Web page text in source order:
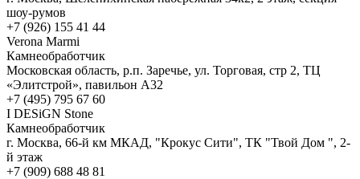
шоу-румов
+7 (926) 155 41 44
Verona Marmi
Камнеобработчик
Московская область, р.п. Заречье, ул. Торговая, стр 2, ТЦ
«Элитстрой», павильон А32
+7 (495) 795 67 60
I DESiGN Stone
Камнеобработчик
г. Москва, 66-й км МКАД, "Крокус Сити", ТК "Твой Дом ", 2-
й этаж
+7 (909) 688 48 81